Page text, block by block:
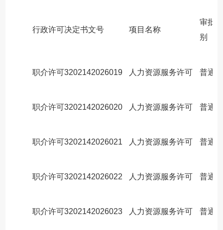
行政许可决定书文号 项目名称
审批
别
职介许可3202142026019 人力资源服务许可 普通
职介许可3202142026020 人力资源服务许可 普通
职介许可3202142026021 人力资源服务许可 普通
职介许可3202142026022 人力资源服务许可 普通
职介许可3202142026023 人力资源服务许可 普通